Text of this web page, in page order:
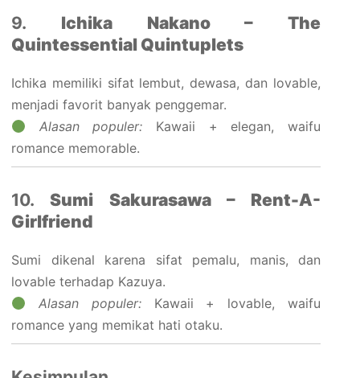
9. Ichika Nakano – The
Quintessential Quintuplets
Ichika memiliki sifat lembut, dewasa, dan lovable,
menjadi favorit banyak penggemar.
Alasan populer: Kawaii + elegan, waifu
romance memorable.
10.Sumi Sakurasawa – Rent-A-
Girlfriend
Sumi dikenal karena sifat pemalu, manis, dan
lovable terhadap Kazuya.
Alasan populer:Kawaii + lovable, waifu
romance yang memikat hati otaku.